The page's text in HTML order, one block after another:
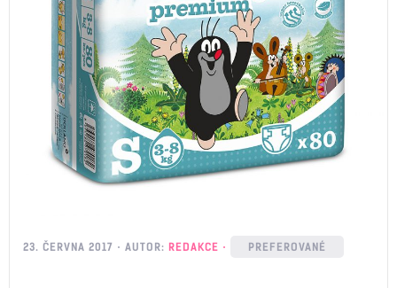
23. ČERVNA 2017 AUTOR: REDAKCE PREFEROVANÉ